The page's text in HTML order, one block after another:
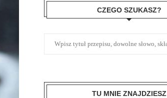
CZEGO SZUKASZ?
TU MNIE ZNAJDZIESZ